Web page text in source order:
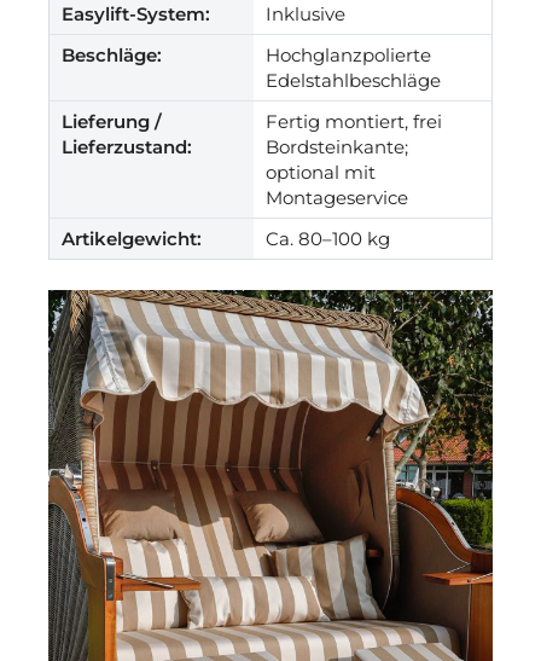
Easylift-System:
Inklusive
Beschläge:
Hochglanzpolierte
Edelstahlbeschläge
Lieferung /
Lieferzustand:
Fertig montiert, frei
Bordsteinkante;
optional mit
Montageservice
Artikelgewicht:
Ca. 80–100 kg